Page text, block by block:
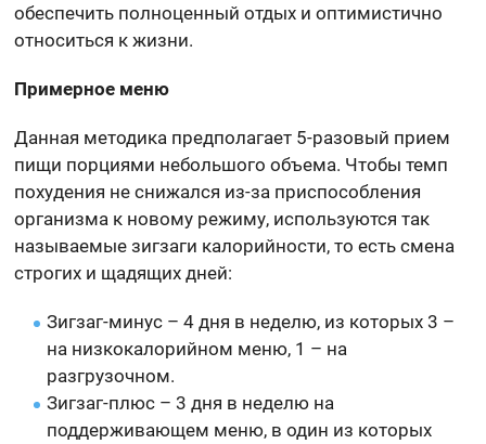
обеспечить полноценный отдых и оптимистично
относиться к жизни.
Примерное меню
Данная методика предполагает 5-разовый прием
пищи порциями небольшого объема. Чтобы темп
похудения не снижался из-за приспособления
организма к новому режиму, используются так
называемые зигзаги калорийности, то есть смена
строгих и щадящих дней:
Зигзаг-минус – 4 дня в неделю, из которых 3 –
на низкокалорийном меню, 1 – на
разгрузочном.
Зигзаг-плюс – 3 дня в неделю на
поддерживающем меню, в один из которых